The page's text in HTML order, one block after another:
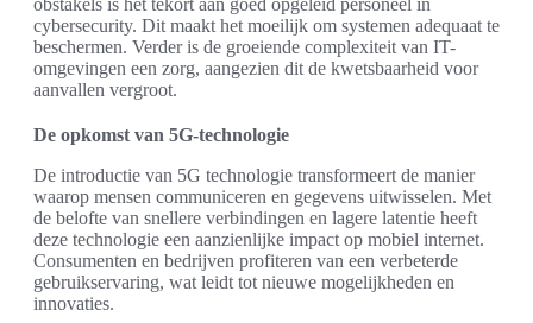
obstakels is het tekort aan goed opgeleid personeel in
cybersecurity. Dit maakt het moeilijk om systemen adequaat te
beschermen. Verder is de groeiende complexiteit van IT-
omgevingen een zorg, aangezien dit de kwetsbaarheid voor
aanvallen vergroot.
De opkomst van 5G-technologie
De introductie van 5G technologie transformeert de manier
waarop mensen communiceren en gegevens uitwisselen. Met
de belofte van snellere verbindingen en lagere latentie heeft
deze technologie een aanzienlijke impact op mobiel internet.
Consumenten en bedrijven profiteren van een verbeterde
gebruikservaring, wat leidt tot nieuwe mogelijkheden en
innovaties.